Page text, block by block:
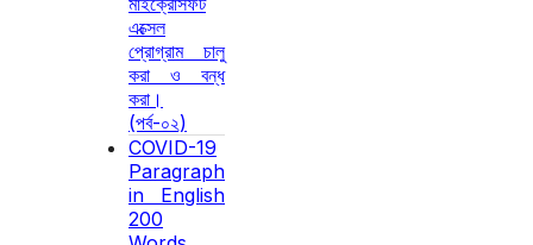
এক্সেল
প্রোগ্রাম চালু
করা ও বন্ধ
করা।
(পর্ব-০২)
COVID-19
Paragraph
in English
200